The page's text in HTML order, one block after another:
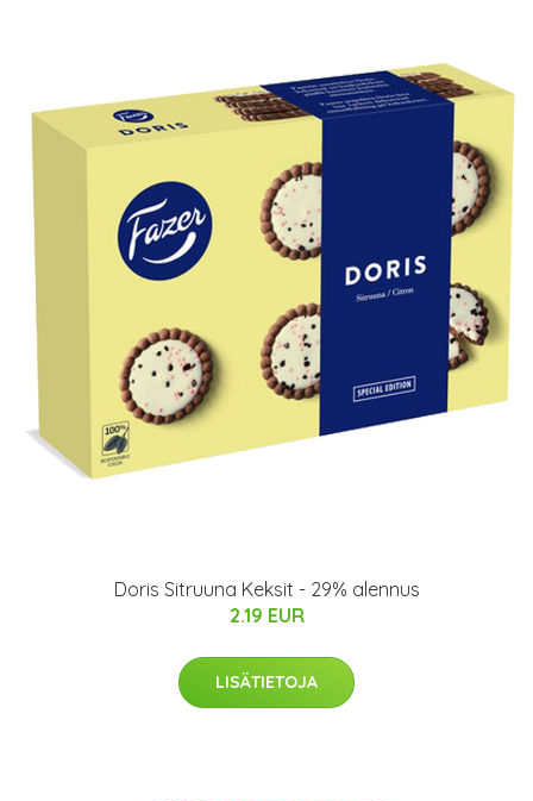
Doris Sitruuna Keksit - 29% alennus
2.19 EUR
LISÄTIETOJA